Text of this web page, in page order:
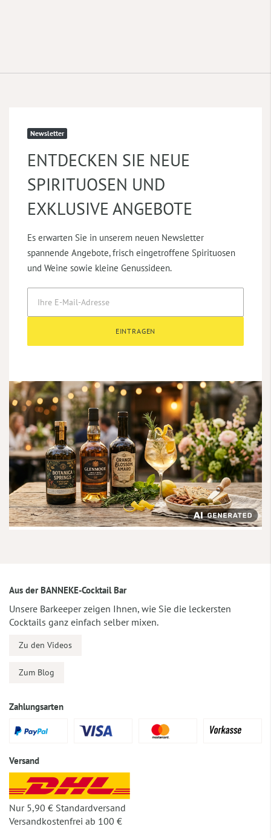
Newsletter
ENTDECKEN SIE NEUE
SPIRITUOSEN UND
EXKLUSIVE ANGEBOTE
Es erwarten Sie in unserem neuen Newsletter
spannende Angebote, frisch eingetroffene Spirituosen
und Weine sowie kleine Genussideen.
EINTRAGEN
Aus der BANNEKE-Cocktail Bar
Unsere Barkeeper zeigen Ihnen, wie Sie die leckersten
Cocktails ganz einfach selber mixen.
Zu den Videos
Zum Blog
Zahlungsarten
Versand
Nur 5,90 € Standardversand
Versandkostenfrei ab 100 €